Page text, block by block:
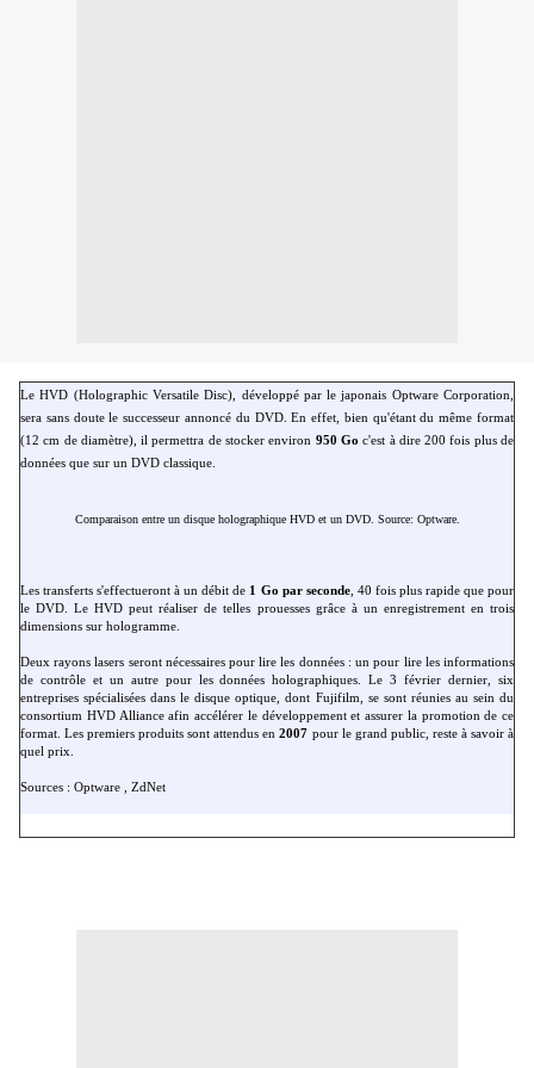
Le HVD (Holographic Versatile Disc), développé par le japonais Optware Corporation,
sera sans doute le successeur annoncé du DVD. En effet, bien qu'étant du même format
(12 cm de diamètre), il permettra de stocker environ 950 Go c'est à dire 200 fois plus de
données que sur un DVD classique.
Comparaison entre un disque holographique HVD et un DVD. Source: Optware.
Les transferts s'effectueront à un débit de 1 Go par seconde, 40 fois plus rapide que pour
le DVD. Le HVD peut réaliser de telles prouesses grâce à un enregistrement en trois
dimensions sur hologramme.
Deux rayons lasers seront nécessaires pour lire les données : un pour lire les informations
de contrôle et un autre pour les données holographiques. Le 3 février dernier, six
entreprises spécialisées dans le disque optique, dont Fujifilm, se sont réunies au sein du
consortium HVD Alliance afin accélérer le développement et assurer la promotion de ce
format. Les premiers produits sont attendus en2007 pour le grand public, reste à savoir à
quel prix.
Sources : Optware ZdNet